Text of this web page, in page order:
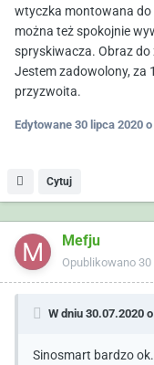
wtyczka montowana do
można też spokojnie
spryskiwacza. Obraz do
Jestem zadowolony, za
przyzwoita.
Edytowane 30 lipca 2020
Cytuj
Mefju
Opublikowano 30
W dniu 30.07.2020
Sinosmart bardzo